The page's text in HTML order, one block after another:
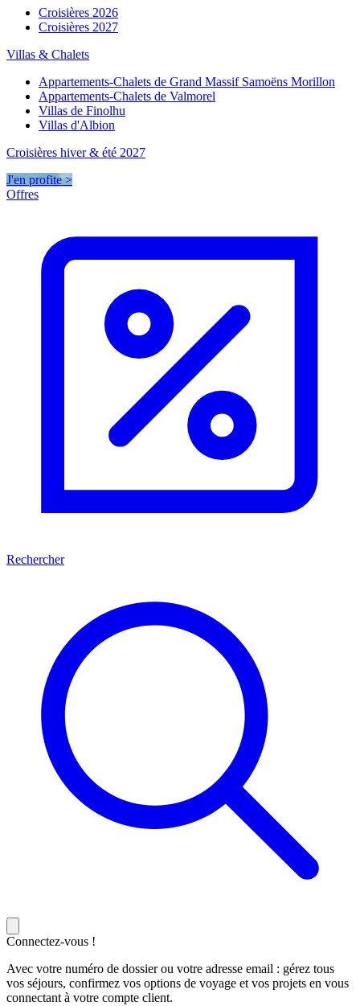
Croisières 2026
Croisières 2027
Villas & Chalets
Appartements-Chalets de Grand Massif Samoëns Morillon
Appartements-Chalets de Valmorel
Villas de Finolhu
Villas d'Albion
Croisières hiver & été 2027
J'en profite >
Offres
Rechercher
Connectez-vous !
Avec votre numéro de dossier ou votre adresse email : gérez tous
vos séjours, confirmez vos options de voyage et vos projets en vous
connectant à votre compte client.